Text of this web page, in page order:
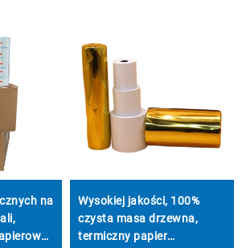
na
Wysokiej jakości, 100%
czysta masa drzewna,
termiczny papier